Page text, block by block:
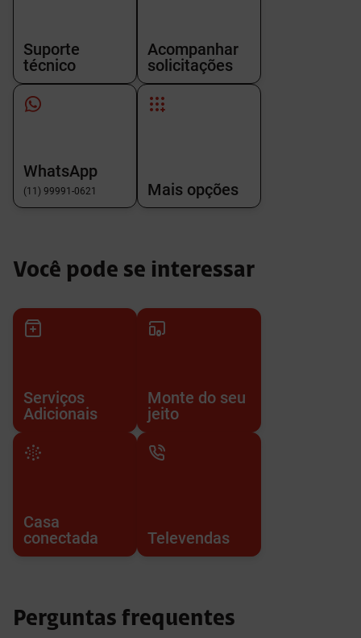
Suporte
técnico
Acompanhar
solicitações
WhatsApp
(11) 99991-0621 Mais opções
Você pode se interessar
Serviços
Adicionais
Monte do seu
jeito
Casa
conectada
Televendas
Perguntas frequentes